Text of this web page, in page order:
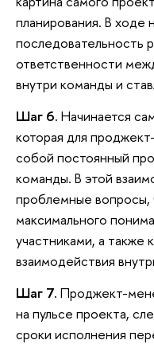
планирования. В ходе
последовательность
ответственности
внутри команды и
Шаг 6. Начинается
которая для
собой постоянный
команды. В этой
проблемные вопросы,
максимального
участниками, а также
взаимодействия
Шаг 7. Проджект-
на пульсе проекта,
сроки исполнения